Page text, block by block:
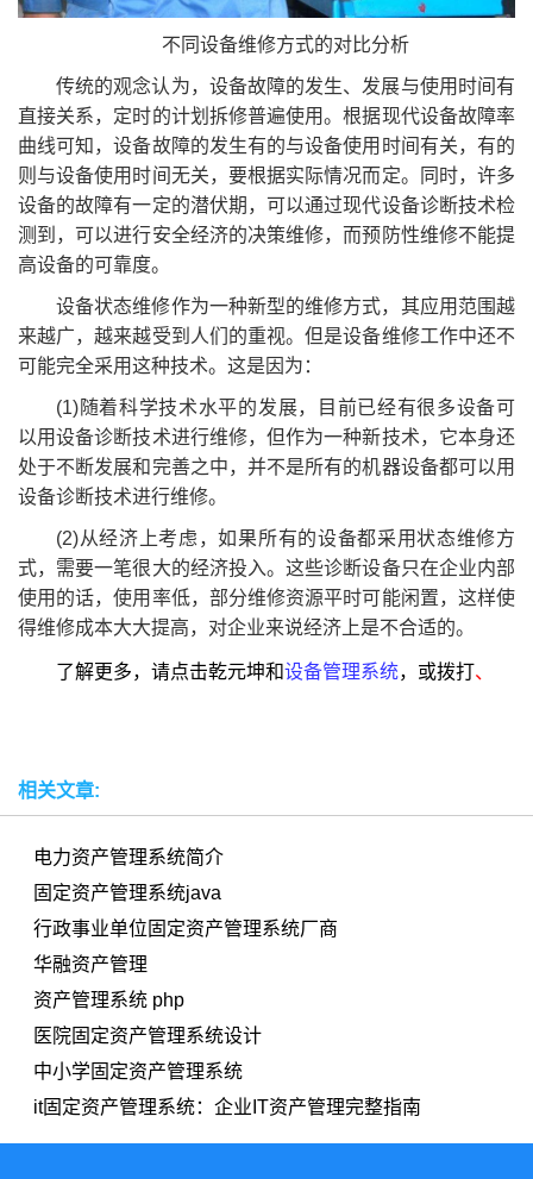
不同设备维修方式的对比分析
传统的观念认为，设备故障的发生、发展与使用时间有
直接关系，定时的计划拆修普遍使用。根据现代设备故障率
曲线可知，设备故障的发生有的与设备使用时间有关，有的
则与设备使用时间无关，要根据实际情况而定。同时，许多
设备的故障有一定的潜伏期，可以通过现代设备诊断技术检
测到，可以进行安全经济的决策维修，而预防性维修不能提
高设备的可靠度。
设备状态维修作为一种新型的维修方式，其应用范围越
来越广，越来越受到人们的重视。但是设备维修工作中还不
可能完全采用这种技术。这是因为：
(1)随着科学技术水平的发展，目前已经有很多设备可
以用设备诊断技术进行维修，但作为一种新技术，它本身还
处于不断发展和完善之中，并不是所有的机器设备都可以用
设备诊断技术进行维修。
(2)从经济上考虑，如果所有的设备都采用状态维修方
式，需要一笔很大的经济投入。这些诊断设备只在企业内部
使用的话，使用率低，部分维修资源平时可能闲置，这样使
得维修成本大大提高，对企业来说经济上是不合适的。
了解更多，请点击乾元坤和设备管理系统， 或拨打、
相关文章:
电力资产管理系统简介
固定资产管理系统java
行政事业单位固定资产管理系统厂商
华融资产管理
资产管理系统 php
医院固定资产管理系统设计
中小学固定资产管理系统
it固定资产管理系统：企业IT资产管理完整指南